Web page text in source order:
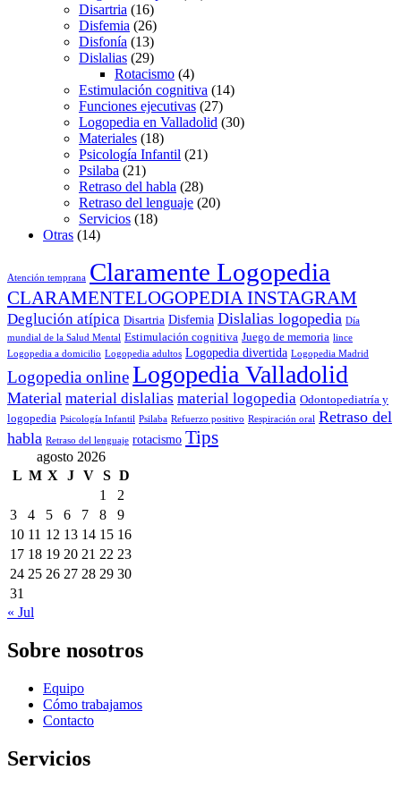
Disartria (16)
Disfemia (26)
Disfonía (13)
Dislalias (29)
Rotacismo (4)
Estimulación cognitiva (14)
Funciones ejecutivas (27)
Logopedia en Valladolid (30)
Materiales (18)
Psicología Infantil (21)
Psilaba (21)
Retraso del habla (28)
Retraso del lenguaje (20)
Servicios (18)
Otras (14)
Atención temprana Claramente Logopedia
CLARAMENTELOGOPEDIA INSTAGRAM
Deglución atípica Disartria Disfemia Dislalias logopedia Día
mundial de la Salud Mental Estimulación cognitiva Juego de memoria lince
Logopedia a domicilio Logopedia adultos Logopedia divertida Logopedia Madrid
Logopedia onlineLogopedia Valladolid
Material material dislalias material logopedia Odontopediatría y
logopedia Psicología Infantil Psilaba Refuerzo positivo Respiración oral Retraso del
habla Retraso del lenguaje rotacismo Tips
agosto 2026
L M X J V S D
1
2
3
4 5 6 7 8
9
10 11 12 13 14 15 16
17 18 19 20 21 22 23
24 25 26 27 28 29 30
31
« Jul
Sobre nosotros
Equipo
Cómo trabajamos
Contacto
Servicios